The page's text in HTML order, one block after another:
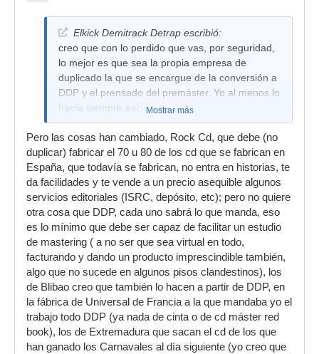
Elkick Demitrack Detrap escribió:
creo que con lo perdido que vas, por seguridad,
lo mejor es que sea la propia empresa de
duplicado la que se encargue de la conversión a
DDP y el prensado del premáster. Yo al menos lo
hacía siempre así:
Mostrar más
Pero las cosas han cambiado, Rock Cd, que debe (no
duplicar) fabricar el 70 u 80 de los cd que se fabrican en
España, que todavía se fabrican, no entra en historias, te
da facilidades y te vende a un precio asequible algunos
servicios editoriales (ISRC, depósito, etc); pero no quiere
otra cosa que DDP, cada uno sabrá lo que manda, eso
es lo mínimo que debe ser capaz de facilitar un estudio
de mastering ( a no ser que sea virtual en todo,
facturando y dando un producto imprescindible también,
algo que no sucede en algunos pisos clandestinos), los
de Blibao creo que también lo hacen a partir de DDP, en
la fábrica de Universal de Francia a la que mandaba yo el
trabajo todo DDP (ya nada de cinta o de cd máster red
book), los de Extremadura que sacan el cd de los que
han ganado los Carnavales al día siguiente (yo creo que